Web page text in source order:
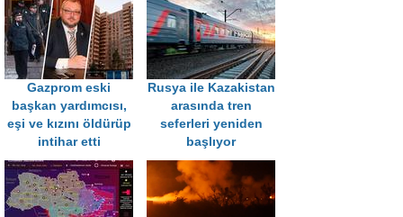
Gazprom eski
başkan yardımcısı,
eşi ve kızını öldürüp
intihar etti
Rusya ile Kazakistan
arasında tren
seferleri yeniden
başlıyor